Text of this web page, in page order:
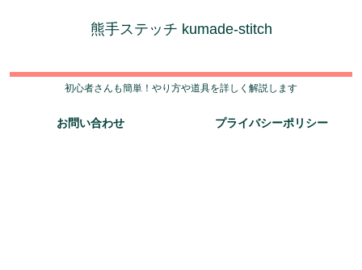
熊手ステッチ kumade-stitch
初心者さんも簡単！やり方や道具を詳しく解説します
お問い合わせ プライバシーポリシー